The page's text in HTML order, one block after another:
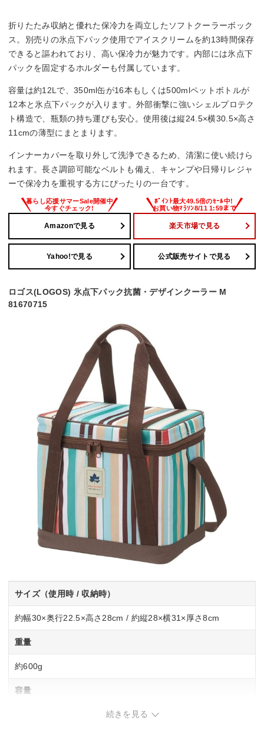
折りたたみ収納と優れた保冷力を両立したソフトクーラーボック
ス。別売りの氷点下パック使用でアイスクリームを約13時間保存
できると謳われており、高い保冷力が魅力です。内部には氷点下
パックを固定するホルダーも付属しています。
容量は約12Lで、350ml缶が16本もしくは500mlペットボトルが
12本と氷点下パックが入ります。外部衝撃に強いシェルプロテク
ト構造で、瓶類の持ち運びも安心。使用後は縦24.5×横30.5×高さ
11cmの薄型にまとまります。
インナーカバーを取り外して洗浄できるため、清潔に使い続けら
れます。長さ調節可能なベルトも備え、キャンプや日帰りレジャ
ーで保冷力を重視する方にぴったりの一台です。
Amazonで見る 楽天市場で見る
Yahoo!で見る 公式販売サイトで見る
ロゴス(LOGOS) 氷点下パック抗菌・デザインクーラー M
81670715
サイズ（使用時 / 収納時）
約幅30×奥行22.5×高さ28cm / 約縦28×横31×厚さ8cm
重量
約600g
容量
続きを見る